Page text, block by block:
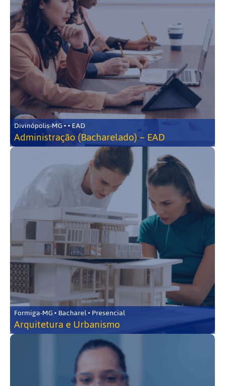
Divinópolis-MG • • EAD
Administração (Bacharelado) – EAD
Formiga-MG • Bacharel • Presencial
Arquitetura e Urbanismo